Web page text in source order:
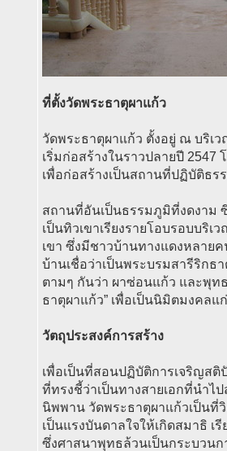
ที่ตั้งวัดพระธาตุผาแก้ว
วัดพระธาตุผาแก้ว ตั้งอยู่ ณ บริเ
เริ่มก่อสร้างในราวปลายปี
เพื่อก่อสร้างเป็นสถานที่ปฏิบัติธ
สถานที่อันเป็นธรรมภูมิที่งดงาม
เป็นทิวเขาเรียงรายโอบรอบบริ
เขา ซึ่งมีชาวบ้านทางแดงหลาย
บ้านเชื่อว่าเป็นพระบรมสารีริกธ
ตามๆ กันว่า ผาซ่อนแก้ว และพุท
ธาตุผาแก้ว” เพื่อเป็นนิมิตมงคล
วัตถุประสงค์การสร้าง
เพื่อเป็นที่สอนปฏิบัติการเจริญส
ที่ทรงชี้ว่าเป็นทางสายเอกที่นำไ
นิพพาน วัดพระธาตุผาแก้วเป็นที่
เป็นแรงบันดาลใจให้เกิดสมาธิ เ
ซึ่งศาสนาพุทธล้วนเป็นกระบวนก